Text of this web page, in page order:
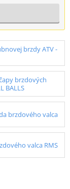
brzdy ATV -
brzdových
BALLS
brzdového valca
valca RMS